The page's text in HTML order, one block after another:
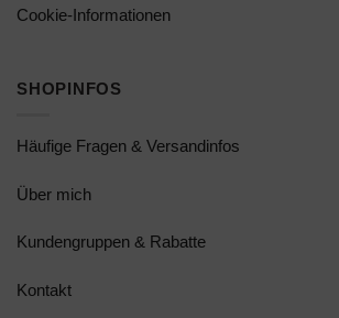
Cookie-Informationen
SHOPINFOS
Häufige Fragen & Versandinfos
Über mich
Kundengruppen & Rabatte
Kontakt